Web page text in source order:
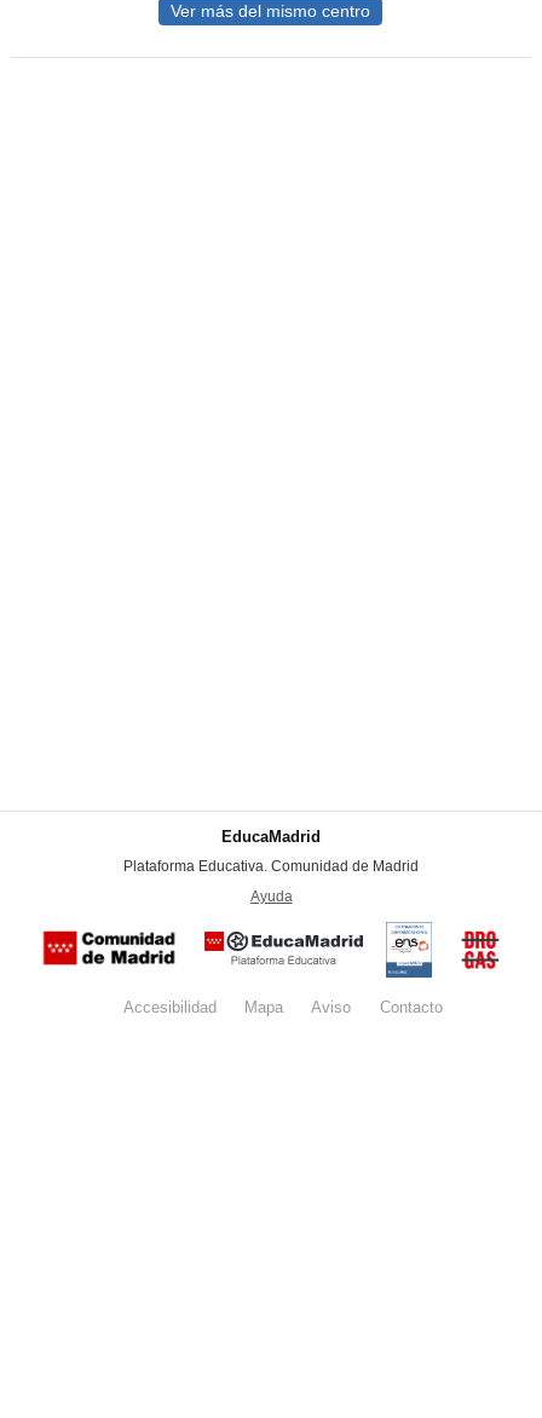
Ver más del mismo centro
EducaMadrid
Plataforma Educativa. Comunidad de Madrid
Ayuda
Certificación
conformidad
con el
Nacional de
Seguridad
del
Accesibilidad Mapa Aviso legalContacto